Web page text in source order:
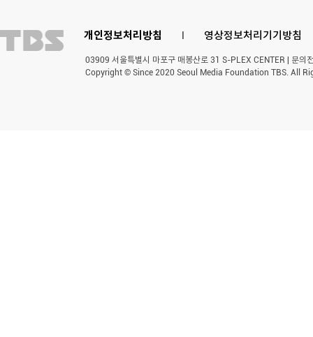
개인정보처리방침 l 영상정보처리기기방침
03909 서울특별시 마포구 매봉산로 31 S-PLEX CENTER | 문
Copyright © Since 2020 Seoul Media Foundation TBS. All